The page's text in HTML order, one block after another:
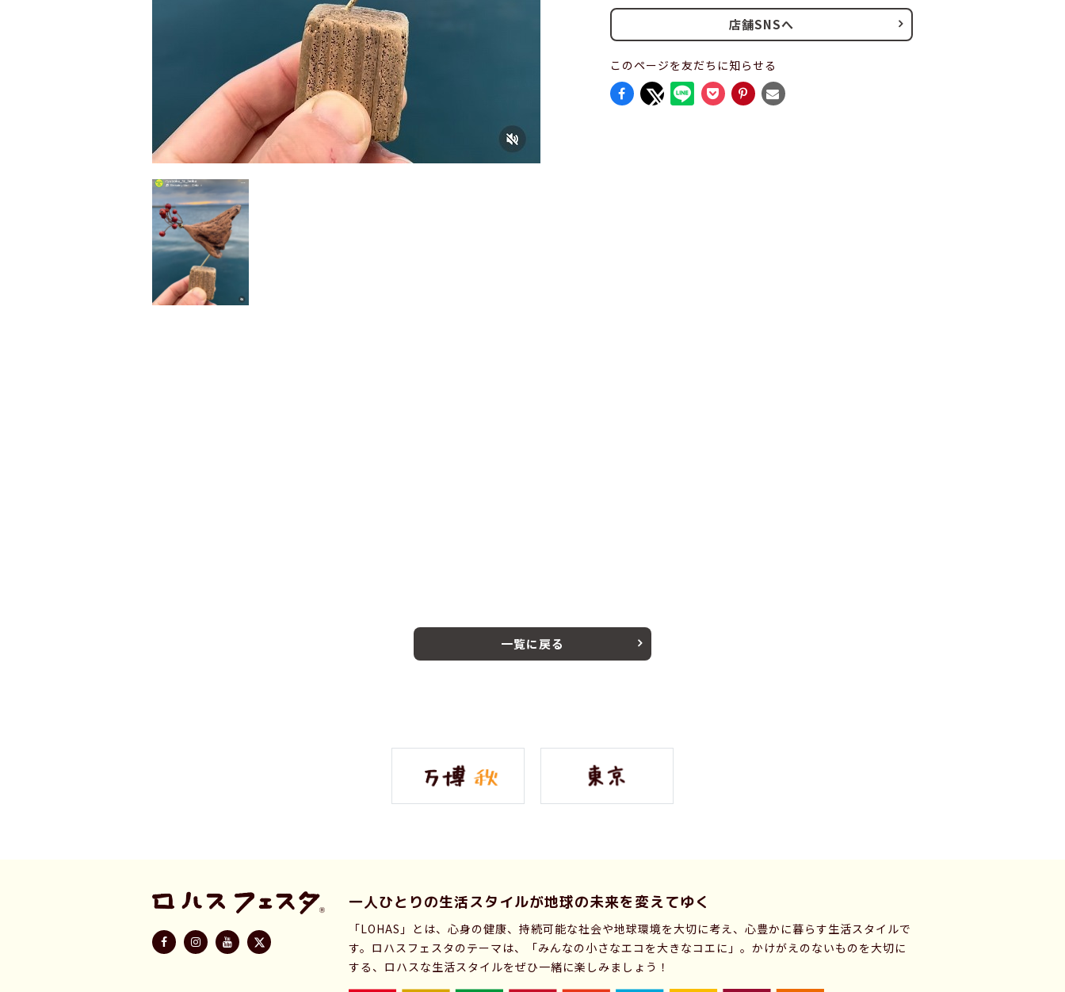
店舗SNSへ
このページを友だちに知らせる
一覧に戻る
一人ひとりの生活スタイルが地球の未来を変えてゆく
「LOHAS」とは、心身の健康、持続可能な社会や地球環境を大切に考え、心豊かに暮らす生活スタイルで
す。ロハスフェスタのテーマは、「みんなの小さなエコを大きなコエに」。かけがえのないものを大切に
する、ロハスな生活スタイルをぜひ一緒に楽しみましょう！